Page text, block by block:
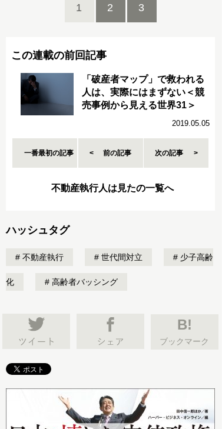
1 2 3
この連載の前回記事
「破産者マップ」で救われる
人は、実際にはまずない＜競
売事例から見える世界31＞
2019.05.05
一番最初の記事 前の記事 次の記事
不動産執行人は見たの一覧へ
ハッシュタグ
不動産執行 世代間対立 少子高齢
化 高齢者バッシング
B!
ブックマーク